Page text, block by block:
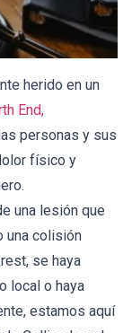
herido en un
End,
personas y sus
físico y
una lesión que
una colisión
se haya
local o haya
estamos aquí